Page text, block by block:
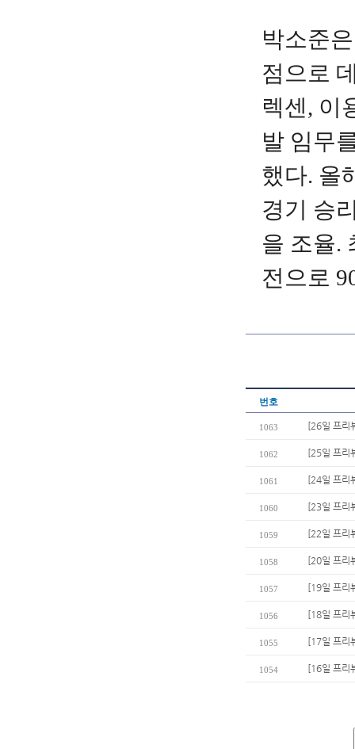
박소준
점으로
렉센, 이
발 임무
했다. 올
경기 승
을 조율.
전으로
번호
1063 [26일 프리
1062 [25일 프리
1061 [24일 프리
1060 [23일 프리
1059 [22일 프리
1058 [20일 프리
1057 [19일 프리
1056 [18일 프리
1055 [17일 프리
1054 [16일 프리